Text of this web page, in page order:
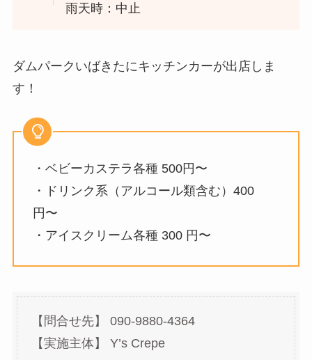
雨天時：中止
ダムパークいばきたにキッチンカーが出店しま
す！
・ベビーカステラ各種 500円〜
・ドリンク系（アルコール類含む）400
円〜
・アイスクリーム各種 300 円〜
【問合せ先】 090-9880-4364
【実施主体】 Y’s Crepe